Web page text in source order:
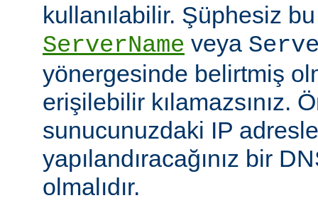
kullanılabilir. Şüphesiz
ServerName veya
yönergesinde belirtmiş
erişilebilir kılamazsınız.
sunucunuzdaki IP
yapılandıracağınız bir
olmalıdır.